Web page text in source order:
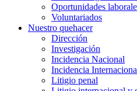
Oportunidades
Voluntariados
Nuestro quehacer
Dirección
Investigación
Incidencia Nacional
Incidencia
Litigio penal